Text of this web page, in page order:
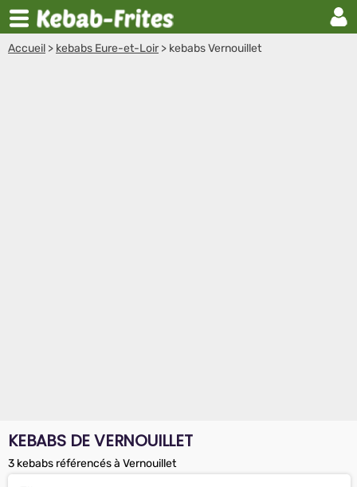
Accueil > kebabs Eure-et-Loir > kebabs Vernouillet
KEBABS DE VERNOUILLET
3 kebabs référencés à Vernouillet